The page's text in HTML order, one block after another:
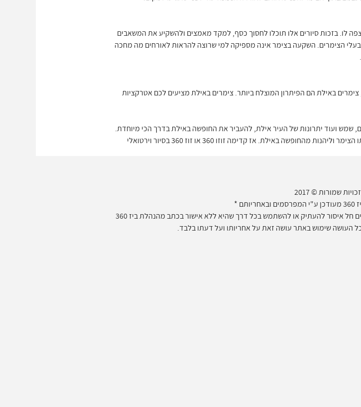
המלצות של חברים ובני משפחה. היות ולכל ממליץ יש העדפות אחרות, רק סיור
לכך, סיור וירטואלי בצימרים הוא פיתרון מעולה גם למשפחות המעוניינות לצאת
בתוך הצימר והכניסו אותם לאווירה הנכונה עוד לפני שתגיעו למקום.
לו. בזכות סיורים אלו תוכלו לחסוך כסף, למקד מאמצים ולהשקיע את המשאבים
הצימרים. השקעה בצימר אינה מספיקה למי שרוצה להראות לאורחים מה מחכה
באילת הם הפיתרון המוצלח ביותר. צימרים באילת מציעים לכם אטרקציות
באילת. אז קדימה זוזו 360 או זוז 360 בסיור וירטואלי